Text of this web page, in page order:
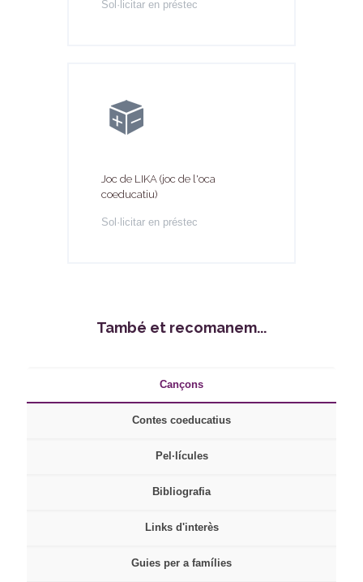
Sol·licitar en préstec
Joc de LIKA (joc de l'oca
coeducatiu)
Sol·licitar en préstec
També et recomanem...
Cançons
Contes coeducatius
Pel·lícules
Bibliografia
Links d'interès
Guies per a famílies